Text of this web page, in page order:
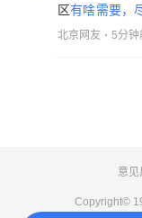
区有啥需要，
北京网友 5分钟
意见
Copyright©